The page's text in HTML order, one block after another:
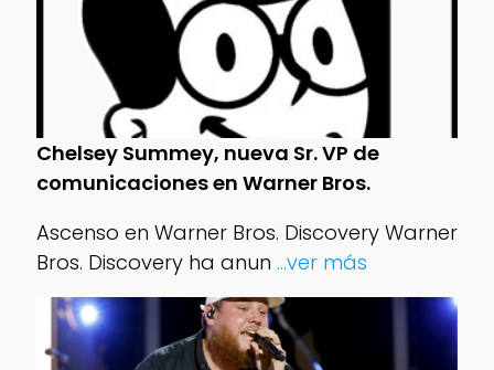
Chelsey Summey, nueva Sr. VP de
comunicaciones en Warner Bros.
Ascenso en Warner Bros. Discovery Warner
Bros. Discovery ha anun ...ver más